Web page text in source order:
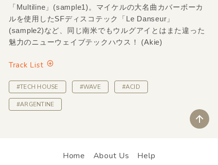
「Multiline」(sample1)。マイケルの大名曲カバーボーカ
ルを使用したSFディスコテック「Le Danseur」
(sample2)など、同じ南米でもウルグアイとはまた違った
魅力のニューウェイブテックハウス！ (Akie)
Track List
#TECH HOUSE #WAVE #ACID
#ARGENTINE
Home About Us Help